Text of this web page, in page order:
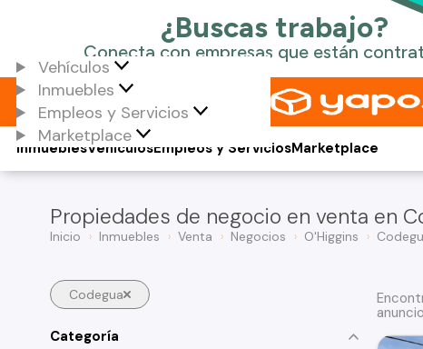
Vehículos
Inmuebles
Empleos y Servicios
Marketplace
Vehículos
Inmuebles Empleos y ServiciosMarketplace
Propiedades de negocio en venta en
Inicio Inmuebles Venta Negocios O'Higgins
Codegua
Categoría